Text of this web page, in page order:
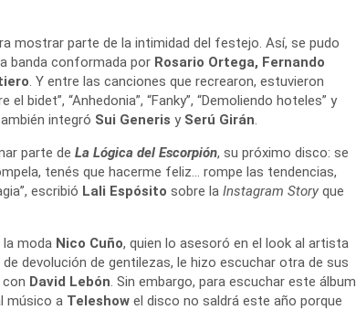
mostrar parte de la intimidad del festejo. Así, se pudo
banda conformada por Rosario Ortega, Fernando
. Y entre las canciones que recrearon, estuvieron
bidet”, “Anhedonia”, “Fanky”, “Demoliendo hoteles” y
integró Sui Generis y Serú Girán.
parte de La Lógica del Escorpión, su próximo disco: se
tenés que hacerme feliz… rompe las tendencias,
escribió Lali Espósito sobre la Instagram Story que
la moda Nico Cuño, quien lo asesoró en el look al artista
devolución de gentilezas, le hizo escuchar otra de sus
con David Lebón. Sin embargo, para escuchar este álbum
músico a Teleshow el disco no saldrá este año porque